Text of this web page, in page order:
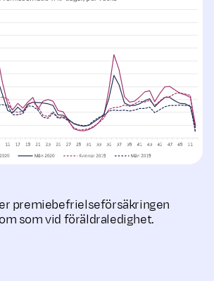
premiebefrielseförsäkringen
som vid föräldraledighet.